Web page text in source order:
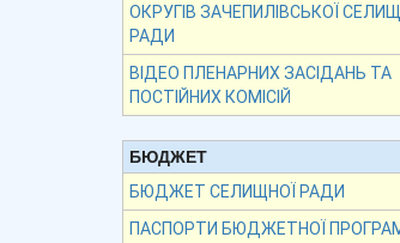
ОКРУГІВ ЗАЧЕПИЛІВСЬКОЇ
РАДИ
ВІДЕО ПЛЕНАРНИХ ЗАСІДАНЬ ТА
ПОСТІЙНИХ КОМІСІЙ
БЮДЖЕТ
БЮДЖЕТ СЕЛИЩНОЇ РАДИ
ПАСПОРТИ БЮДЖЕТНОЇ